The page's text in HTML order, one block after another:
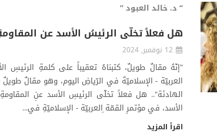
“ د. خالد العبود ”
هل فعلاً تخلّى الرئيسُ الأسد عن
12 نوفمبر, 2024
"إنّهُ مقالٌ طويلٌ، كتبناهُ تعقيباً على كلمةِ الرئيسِ
العربيّة - الإسلاميّةَ في الرّياضِ اليوم، وهو مقالٌ طويلٌ
الهادئة".. هل فعلاً تخلّى الرئيسِ الأسد عنِ
الأسد، في مؤتمرِ القمّة ِالعربيّة - الإسلاميّةِ في...
اقرأ المزيد